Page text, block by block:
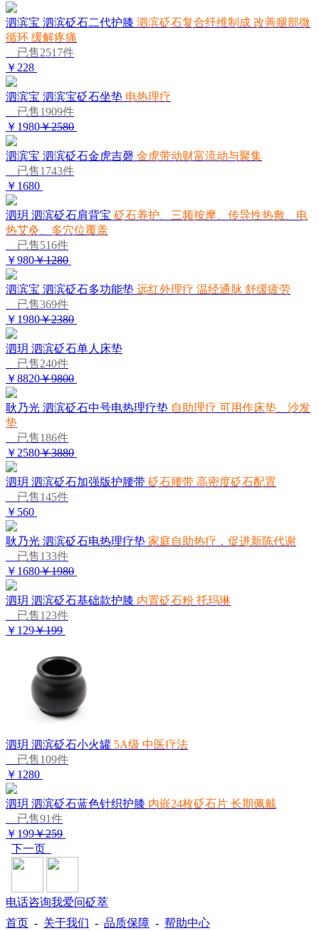
泗滨宝 泗滨砭石二代护膝 泗滨砭石复合纤维制成 改善腿部微
循环 缓解疼痛
已售2517件
￥228
泗滨宝 泗滨宝砭石坐垫 电热理疗
已售1909件
￥1980￥2580
泗滨宝 泗滨砭石金虎吉磬 金虎带动财富流动与聚集
已售1743件
￥1680
泗玥 泗滨砭石肩背宝 砭石养护、三频按摩、传导性热敷、电
热艾灸、多穴位覆盖
已售516件
￥980￥1280
泗滨宝 泗滨砭石多功能垫 远红外理疗 温经通脉 舒缓疲劳
已售369件
￥1980￥2380
泗玥 泗滨砭石单人床垫
已售240件
￥8820￥9800
耿乃光 泗滨砭石中号电热理疗垫 自助理疗 可用作床垫、沙发
垫
已售186件
￥2580￥3880
泗玥 泗滨砭石加强版护腰带 砭石腰带 高密度砭石配置
已售145件
￥560
耿乃光 泗滨砭石电热理疗垫 家庭自助热疗，促进新陈代谢
已售133件
￥1680￥1980
泗玥 泗滨砭石基础款护膝 内置砭石粉 托玛琳
已售123件
￥129￥199
泗玥 泗滨砭石小火罐 5A级 中医疗法
已售109件
￥1280
泗玥 泗滨砭石蓝色针织护膝 内嵌24枚砭石片 长期佩戴
已售91件
￥199￥259
下一页
电话咨询我爱问砭萃
首页 - 关于我们 - 品质保障 - 帮助中心